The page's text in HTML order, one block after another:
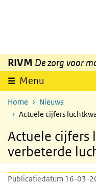
Overslaan en naar de
RIVM De zorg voor
Menu
Home
Nieuws
Actuele cijfers
Actuele
verbeterde
Publicatiedatum 16-03-